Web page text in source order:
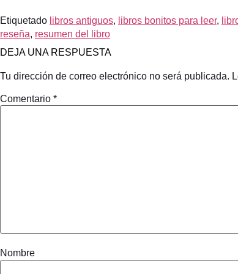
Etiquetado libros antiguos, libros bonitos para leer,
reseña, resumen del libro
DEJA UNA RESPUESTA
Tu dirección de correo electrónico no será publicada.
Comentario *
Nombre